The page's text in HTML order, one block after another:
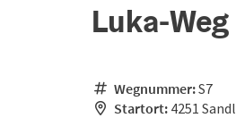
Luka-Weg
Wegnummer:S7
Startort: 4251 Sandl